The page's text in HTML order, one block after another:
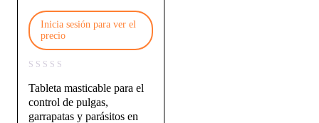
Inicia sesión para ver el
precio
Tableta masticable para el
control de pulgas,
garrapatas y parásitos en